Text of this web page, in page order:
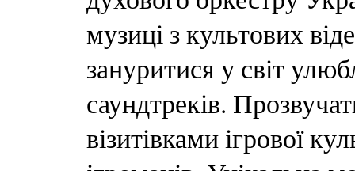
музиці з культових
зануритися у світ
саундтреків.
візитівками ігрової